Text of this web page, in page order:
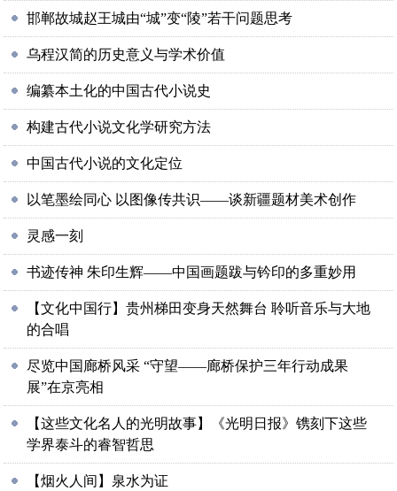
邯郸故城赵王城由“城”变“陵”若干问题思考
乌程汉简的历史意义与学术价值
编纂本土化的中国古代小说史
构建古代小说文化学研究方法
中国古代小说的文化定位
以笔墨绘同心 以图像传共识——谈新疆题材美术创作
灵感一刻
书迹传神 朱印生辉——中国画题跋与钤印的多重妙用
【文化中国行】贵州梯田变身天然舞台 聆听音乐与大地
的合唱
尽览中国廊桥风采 “守望——廊桥保护三年行动成果
展”在京亮相
【这些文化名人的光明故事】《光明日报》镌刻下这些
学界泰斗的睿智哲思
【烟火人间】泉水为证